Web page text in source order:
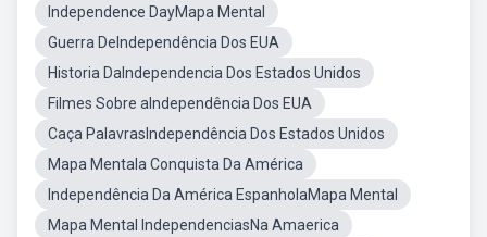
Independence DayMapa Mental
Guerra DeIndependência Dos EUA
Historia DaIndependencia Dos Estados Unidos
Filmes Sobre aIndependência Dos EUA
Caça PalavrasIndependência Dos Estados Unidos
Mapa Mentala Conquista Da América
Independência Da América EspanholaMapa Mental
Mapa Mental IndependenciasNa Amaerica